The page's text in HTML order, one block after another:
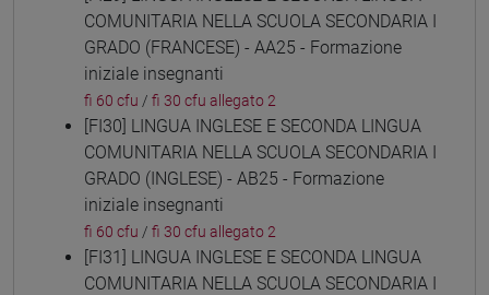
COMUNITARIA NELLA SCUOLA SECONDARIA I
GRADO (FRANCESE) - AA25 - Formazione
iniziale insegnanti
fi 60 cfu / fi 30 cfu allegato 2
[FI30] LINGUA INGLESE E SECONDA LINGUA
COMUNITARIA NELLA SCUOLA SECONDARIA I
GRADO (INGLESE) - AB25 - Formazione
iniziale insegnanti
fi 60 cfu / fi 30 cfu allegato 2
[FI31] LINGUA INGLESE E SECONDA LINGUA
COMUNITARIA NELLA SCUOLA SECONDARIA I